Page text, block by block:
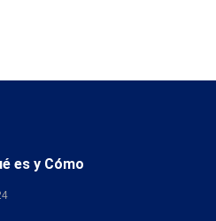
es y Cómo